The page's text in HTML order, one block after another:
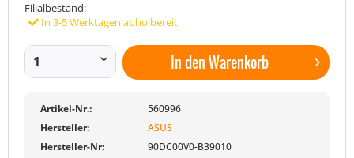
Filialbestand:
In 3-5 Werktagen abholbereit
In denWarenkorb
Artikel-Nr.:
560996
Hersteller:
ASUS
Hersteller-Nr:
90DC00V0-B39010